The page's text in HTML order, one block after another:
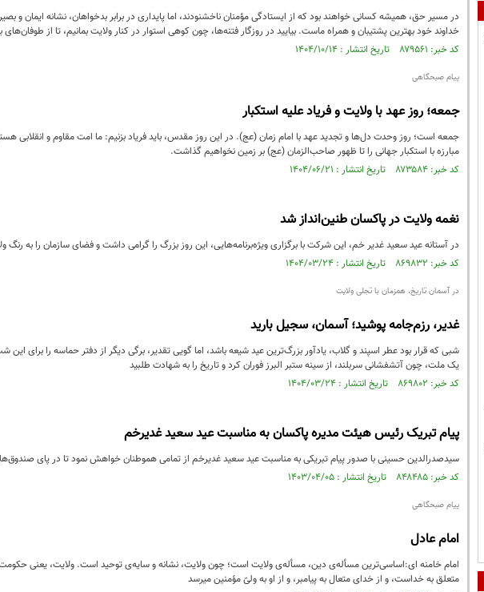
در مسیر حق، همیشه کسانی خواهند بود که از ایستادگی مؤمنان ناخشنودند، اما پایداری در برابر بدخواهان، نشانه ایمان و
خداوند خود بهترین پشتیبان و همراه ماست. بیایید در روزگار فتنه‌ها، چون کوهی استوار در کنار ولایت بمانیم، تا از طوفان‌های
کد خبر: ۸۷۹۵۶۱ تاریخ انتشار : ۱۴۰۴/۱۰/۱۴
پیام صبحگاهی
جمعه؛ روز عهد با ولایت و فریاد علیه استکبار
جمعه است؛ روز وحدت دل‌ها و تجدید عهد با امام زمان (عج). در این روز مقدس، باید فریاد بزنیم: ما امت مقاوم و انقلابی
مبارزه با استکبار جهانی را تا ظهور صاحب‌الزمان (عج) بر زمین نخواهیم گذاشت.
کد خبر: ۸۷۳۵۸۴ تاریخ انتشار : ۱۴۰۴/۰۶/۲۱
نغمه ولایت در پاکسان طنین‌انداز شد
در آستانه عید سعید غدیر خم، این شرکت با برگزاری ویژه‌برنامه‌هایی، این روز بزرگ را گرامی داشت و فضای سازمان را به رنگ
کد خبر: ۸۶۹۸۳۲ تاریخ انتشار : ۱۴۰۴/۰۳/۲۴
در آسمان تاریخ، همزمان با تجلی ولایت
غدیر، رزم‌جامه پوشید؛ آسمان، سجیل بارید
شبی که قرار بود عطر اسپند و گلاب، یادآور بزرگ‌ترین عید شیعه باشد، اما گویی تقدیر، برگی دیگر از دفتر حماسه را برای
یک ملت، چون آتشفشانی سربلند، از سینه‌ ستبر البرز فوران کرد و تاریخ را به شهادت طلبید
کد خبر: ۸۶۹۸۰۲ تاریخ انتشار : ۱۴۰۴/۰۳/۲۴
پیام تبریک رئیس هیئت مدیره پاکسان به مناسبت عید سعید غدیرخم
سیدصدرالدین حسینی با صدور پیام تبریکی به مناسبت عید سعید غدیرخم از تمامی هموطنان خواهش نمود تا در پای
کد خبر: ۸۴۸۴۸۵ تاریخ انتشار : ۱۴۰۳/۰۴/۰۵
پیام صبحگاهی
امام عادل
امام خامنه ای:اساسی‌ترین مسأله‌ی دین، مسأله‌ی ولایت است؛ چون ولایت، نشانه و سایه‌ی توحید است. ولایت، یعنی
متعلق به خداست، و از خدای متعال به پیامبر، و از او به ولىّ مؤمنین میرسد